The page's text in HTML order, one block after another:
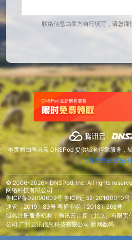
联络信息由卖方自行填写，请您谨
本页面由腾讯云 DNSPod 提供域名停靠服务，
点此免费使用该服
© 2006-2026> DNSPod, Inc. All rights
网络科技有限公司
鲁ICP备09090609号 鲁ICP证B2-20100010号
通管〔2019〕83号 粤通业函〔2018〕268号
域名注册服务机构：腾讯云计算（北京）有限责
公司 广州云讯信息科技有限公司 新网数码